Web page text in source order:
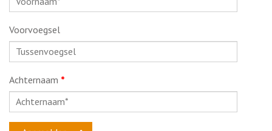
Voorvoegsel
Achternaam *